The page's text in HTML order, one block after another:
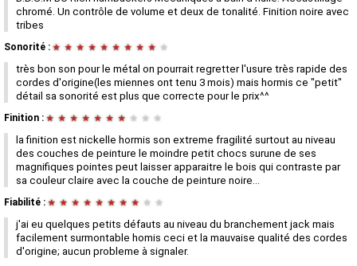
chromé. Un contrôle de volume et deux de tonalité. Finition noire avec
tribes
Sonorité : ★ ★ ★ ★ ★ ★ ★ ★ ★ ★
très bon son pour le métal on pourrait regretter l'usure très rapide des
cordes d'origine(les miennes ont tenu 3 mois) mais hormis ce "petit"
détail sa sonorité est plus que correcte pour le prix^^
Finition : ★ ★ ★ ★ ★ ★ ★ ★ ★ ★
la finition est nickelle hormis son extreme fragilité surtout au niveau
des couches de peinture le moindre petit chocs surune de ses
magnifiques pointes peut laisser apparaitre le bois qui contraste par
sa couleur claire avec la couche de peinture noire...
Fiabilité : ★ ★ ★ ★ ★ ★ ★ ★ ★ ★
j'ai eu quelques petits défauts au niveau du branchement jack mais
facilement surmontable homis ceci et la mauvaise qualité des cordes
d'origine; aucun probleme à signaler.